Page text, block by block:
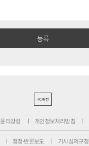
PC버전
윤리강령 개인정보처리방침
정정·반론보도 기사심의규정